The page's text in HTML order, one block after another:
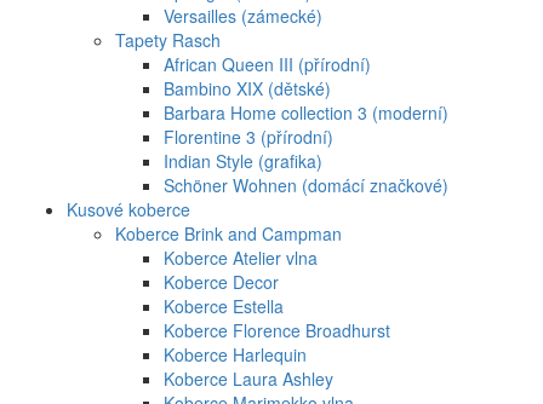
Versailles (zámecké)
Tapety Rasch
African Queen III (přírodní)
Bambino XIX (dětské)
Barbara Home collection 3 (moderní)
Florentine 3 (přírodní)
Indian Style (grafika)
Schöner Wohnen (domácí značkové)
Kusové koberce
Koberce Brink and Campman
Koberce Atelier vlna
Koberce Decor
Koberce Estella
Koberce Florence Broadhurst
Koberce Harlequin
Koberce Laura Ashley